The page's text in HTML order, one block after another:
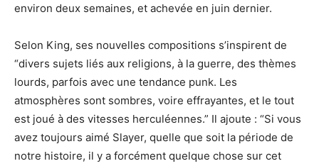
environ deux semaines, et achevée en juin dernier.
Selon King, ses nouvelles compositions s’inspirent de
“divers sujets liés aux religions, à la guerre, des thèmes
lourds, parfois avec une tendance punk. Les
atmosphères sont sombres, voire effrayantes, et le tout
est joué à des vitesses herculéennes.” Il ajoute : “Si vous
avez toujours aimé Slayer, quelle que soit la période de
notre histoire, il y a forcément quelque chose sur cet